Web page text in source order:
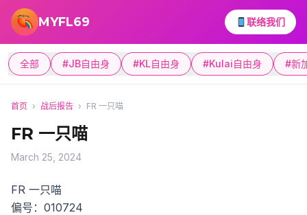
跳转到主要内容
MYFL69 联络我们
全部 #JB自由身 #KL自由身 #Kulai自由身 #新
首页 › 战后报告 › FR 一只喵
FR 一只喵
March 25, 2024
FR 一只喵
偏号：010724